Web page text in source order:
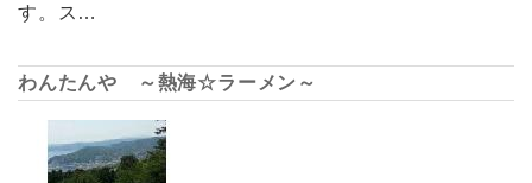
す。ス…
わんたんや ～熱海☆ラーメン～